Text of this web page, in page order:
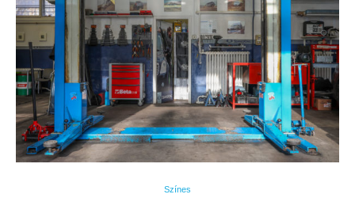
Színes